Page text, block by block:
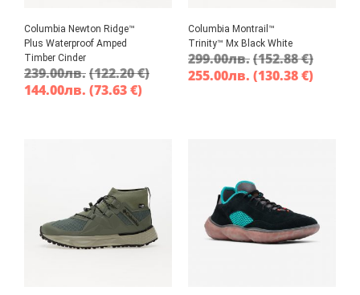
Columbia Newton Ridge™
Plus Waterproof Amped
Timber Cinder
239.00лв.(122.20 €)
144.00лв. (73.63 €)
Columbia Montrail™
Trinity™ Mx Black White
299.00лв.(152.88 €)
255.00лв. (130.38 €)